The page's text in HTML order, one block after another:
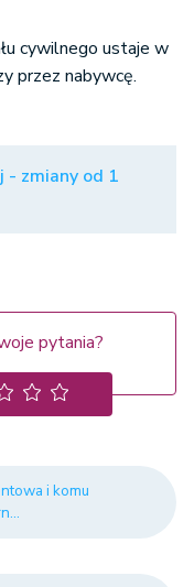
cywilnego ustaje w
przez nabywcę.
zmiany od 1
pytania?
i komu